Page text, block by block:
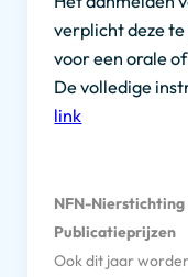
verplicht deze
voor een orale
De volledige
link
NFN-
Publicatieprijzen
Ook dit jaar